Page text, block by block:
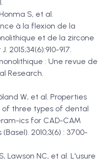
S, et al.
à la flexion de la
et de la zircone
2015;34(6):910-917.
: Une revue de
Research.
W, et al. Properties
of three types of dental
ics for CAD-CAM
2010;3(6) : 3700-
Lawson NC, et al. L'usure